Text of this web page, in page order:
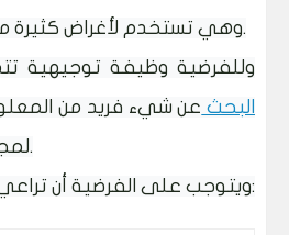
وهي تستخدم لأغراض كثيرة منها التشخيص والتنبؤ.
وللفرضية وظيفة توجيهية
البحث عن شيء فريد من
لمجموعة من المعطيات.
ويتوجب على الفرضية أن تراعي النقاط الآتية: